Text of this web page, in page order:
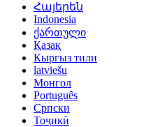
Հայերեն
Indonesia
ქართული
Қазақ
Кыргыз тили
latviešu
Монгол
Português
Српски
Тоҷикӣ